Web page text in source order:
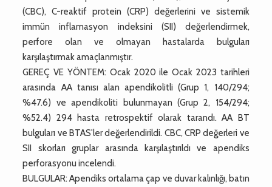
(CBC), C-reaktif protein (CRP) değerlerini ve sistemik
immün inflamasyon indeksini (SII) değerlendirmek,
perfore olan ve olmayan hastalarda bulguları
karşılaştırmak amaçlanmıştır.
GEREÇ VE YÖNTEM: Ocak 2020 ile Ocak 2023 tarihleri
arasında AA tanısı alan apendikolitli (Grup 1, 140/294;
%47.6) ve apendikoliti bulunmayan (Grup 2, 154/294;
%52.4) 294 hasta retrospektif olarak tarandı. AA BT
bulguları ve BTAS'ler değerlendirildi. CBC, CRP değerleri ve
SII skorları gruplar arasında karşılaştırıldı ve apendiks
perforasyonu incelendi.
BULGULAR: Apendiks ortalama çap ve duvar kalınlığı, batın